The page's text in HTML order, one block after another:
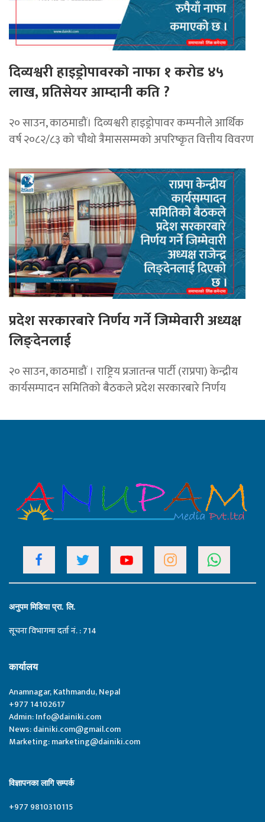
दिव्यश्वरी हाइड्रोपावरकाे नाफा १ करोड ४५
लाख, प्रतिसेयर आम्दानी कति ?
२० साउन, काठमाडौं। दिव्यश्वरी हाइड्रोपावर कम्पनीले आर्थिक
वर्ष २०८२/८३ को चौथो त्रैमाससम्मको अपरिष्कृत वित्तीय विवरण
प्रदेश सरकारबारे निर्णय गर्ने जिम्मेवारी अध्यक्ष
लिङ्देनलाई
२० साउन, काठमाडौं । राष्ट्रिय प्रजातन्त्र पार्टी (राप्रपा) केन्द्रीय
कार्यसम्पादन समितिको बैठकले प्रदेश सरकारबारे निर्णय
अनुपम मिडिया प्रा. लि.
सूचना विभागमा दर्ता नं. : 714
कार्यालय
Anamnagar, Kathmandu, Nepal
+977 14102617
Admin:Info@dainiki.com
News:dainiki.com@gmail.com
Marketing:marketing@dainiki.com
विज्ञापनका लागि सम्पर्क
+977 9810310115